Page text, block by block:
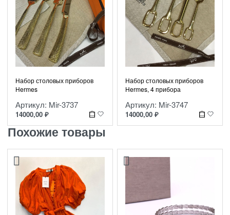
Набор столовых приборов
Нermes
Артикул: Mir-3737
14000,00 ₽
Набор столовых приборов
Нermes, 4 прибора
Артикул: Mir-3747
14000,00 ₽
Похожие товары